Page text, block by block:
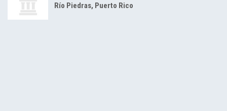
Río Piedras, Puerto Rico